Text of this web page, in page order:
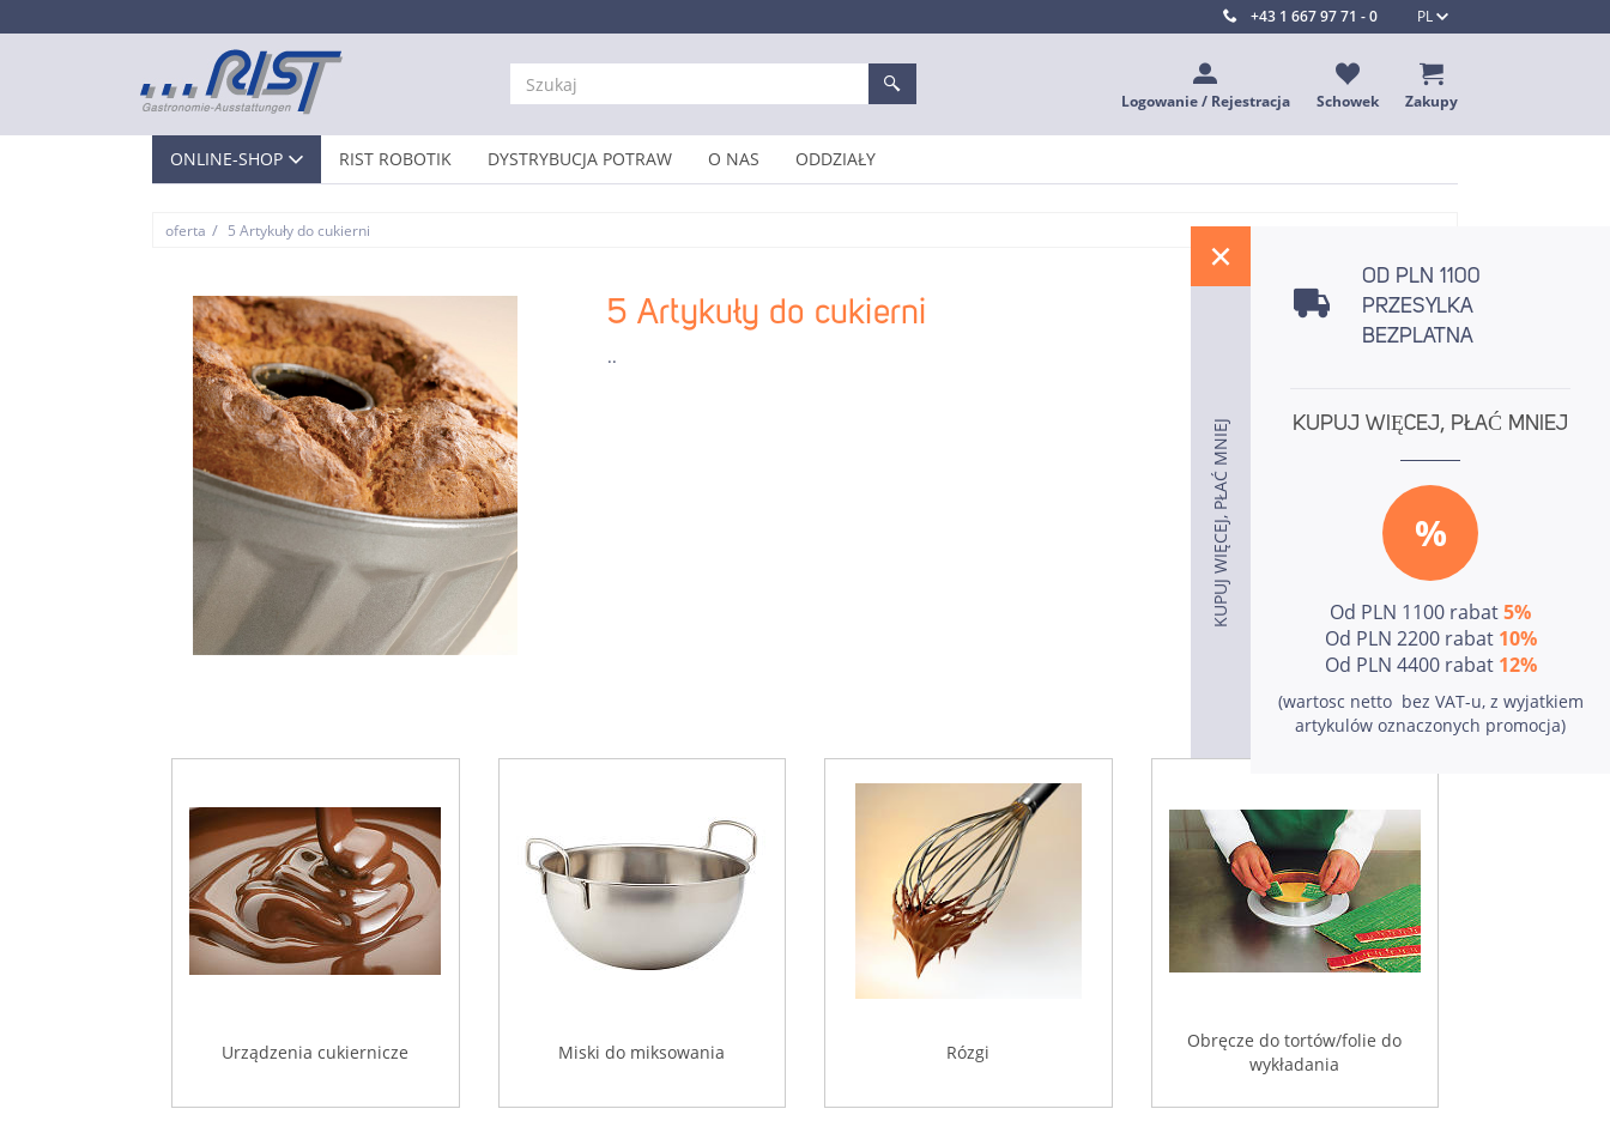
PL
+43 1 667 97 71 - 0
Logowanie / Rejestracja Schowek Zakupy
ONLINE-SHOP RIST ROBOTIK DYSTRYBUCJA POTRAW O NAS ODDZIAŁY
oferta / 5 Artykuły do cukierni
5 Artykuły do cukierni
..
Urządzenia cukiernicze Miski do miksowania Rózgi
Obręcze do tortów/folie do
wykładania
KUPUJ WIĘCEJ, PŁAĆ MNIEJ
OD PLN 1100
PRZESYLKA
BEZPLATNA
KUPUJ WIĘCEJ, PŁAĆ MNIEJ
%
Od PLN 1100 rabat5%
Od PLN 2200 rabat 10%
Od PLN 4400 rabat 12%
(wartosc netto  bez VAT-u, z wyjatkiem
artykulów oznaczonych promocja)